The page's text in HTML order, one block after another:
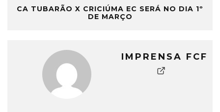
CA TUBARÃO X CRICIÚMA EC SERÁ NO DIA 1º
DE MARÇO
IMPRENSA FCF